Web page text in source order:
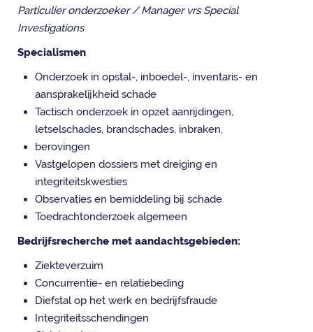
Particulier onderzoeker / Manager vrs Special
Investigations
Specialismen
Onderzoek in opstal-, inboedel-, inventaris- en
aansprakelijkheid schade
Tactisch onderzoek in opzet aanrijdingen,
letselschades, brandschades, inbraken,
berovingen
Vastgelopen dossiers met dreiging en
integriteitskwesties
Observaties en bemiddeling bij schade
Toedrachtonderzoek algemeen
Bedrijfsrecherche met aandachtsgebieden:
Ziekteverzuim
Concurrentie- en relatiebeding
Diefstal op het werk en bedrijfsfraude
Integriteitsschendingen